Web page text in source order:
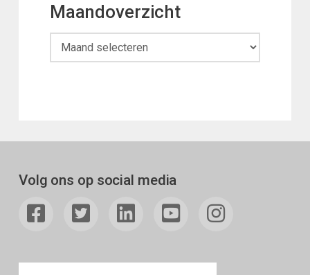
Maandoverzicht
Maandoverzicht
Volg ons op social media